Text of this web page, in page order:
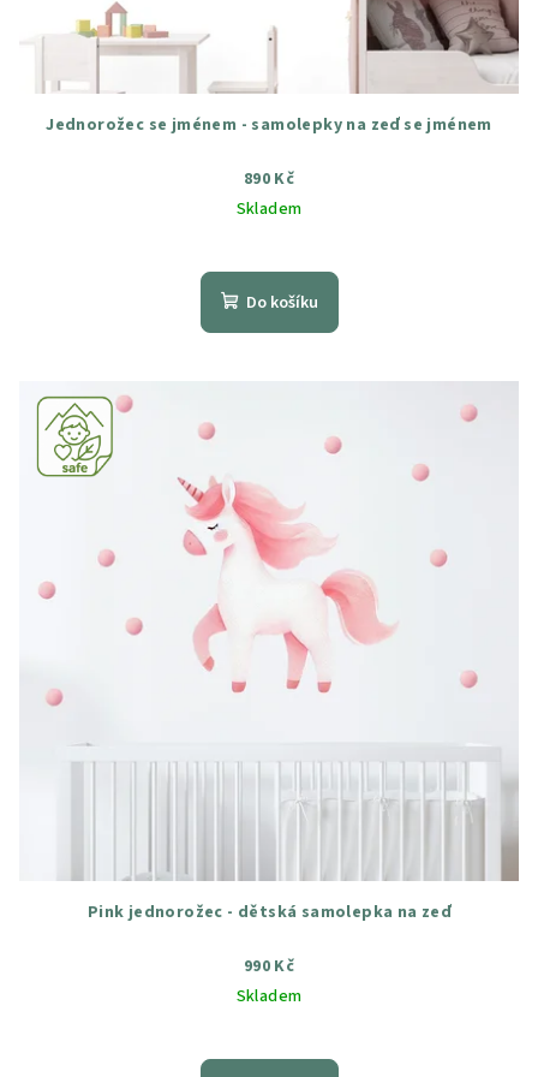
Jednorožec se jménem - samolepky na zeď se jménem
890 Kč
Skladem
hodnocení
produktu
Do košíku
Pink jednorožec - dětská samolepka na zeď
990 Kč
Skladem
hodnocení